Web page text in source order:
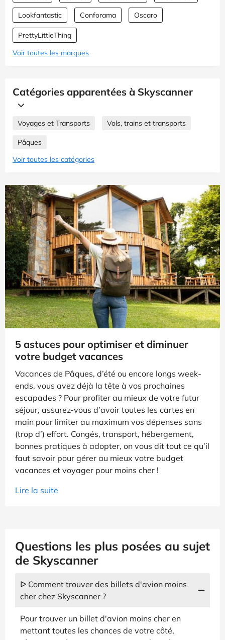
Lookfantastic Conforama Oscaro
PrettyLittleThing
Voir toutes les marques
Catégories apparentées à Skyscanner
Voyages et Transports Vols, trains et transports
Pâques
Voir toutes les catégories
5 astuces pour optimiser et diminuer
votre budget vacances
Vacances de Pâques, d’été ou encore longs week-
ends, vous avez déjà la tête à vos prochaines
escapades ? Pour profiter au mieux de votre futur
séjour, assurez-vous d’avoir toutes les cartes en
main pour limiter au maximum vos dépenses sans
(trop d’) effort. Congés, transport, hébergement,
bonnes pratiques à adopter, on vous dit tout ce qu’il
faut savoir pour gérer au mieux votre budget
vacances et voyager pour moins cher !
Lire la suite
Questions les plus posées au sujet
de Skyscanner
ᐅ Comment trouver des billets d'avion moins
cher chez Skyscanner ?
Pour trouver un billet d'avion moins cher en
mettant toutes les chances de votre côté,